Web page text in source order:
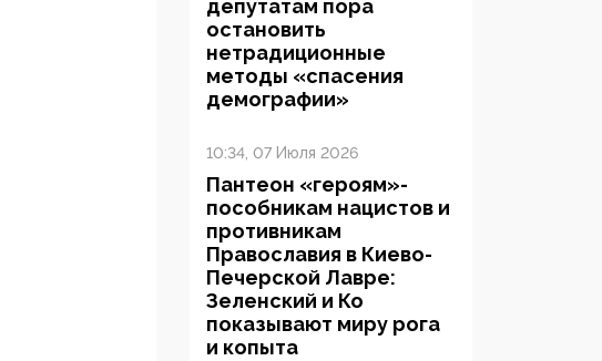
депутатам пора
остановить
нетрадиционные
методы «спасения
демографии»
10:34, 07 Июля 2026
Пантеон «героям»-
пособникам нацистов и
противникам
Православия в Киево-
Печерской Лавре:
Зеленский и Ко
показывают миру рога
и копыта